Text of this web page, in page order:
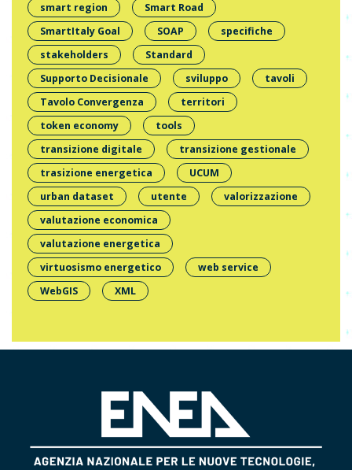
smart region
Smart Road
SmartItaly Goal
SOAP
specifiche
stakeholders
Standard
Supporto Decisionale
sviluppo
tavoli
Tavolo Convergenza
territori
token economy
tools
transizione digitale
transizione gestionale
trasizione energetica
UCUM
urban dataset
utente
valorizzazione
valutazione economica
valutazione energetica
virtuosismo energetico
web service
WebGIS
XML